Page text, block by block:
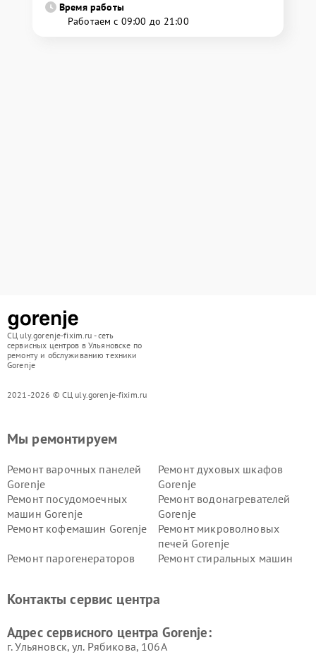
Время работы
Работаем с 09:00 до 21:00
СЦ uly.gorenje-fixim.ru - сеть
сервисных центров в Ульяновске по
ремонту и обслуживанию техники
Gorenje
2021-2026 © СЦ uly.gorenje-fixim.ru
Мы ремонтируем
Ремонт варочных панелей
Gorenje
Ремонт духовых шкафов
Gorenje
Ремонт посудомоечных
машин Gorenje
Ремонт водонагревателей
Gorenje
Ремонт кофемашин Gorenje
Ремонт микроволновых
печей Gorenje
Ремонт парогенераторов
Ремонт стиральных машин
Контакты сервис центра
Адрес сервисного центра Gorenje:
г. Ульяновск, ул. Рябикова, 106А